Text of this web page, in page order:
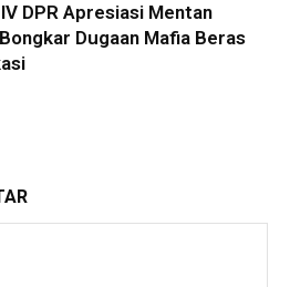
DPR Apresiasi Mentan
Dugaan Mafia Beras